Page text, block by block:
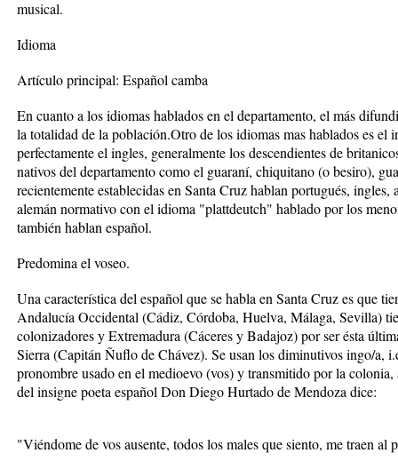
musical.
Idioma
Artículo principal: Español camba
En cuanto a los idiomas hablados en el departamento, el más
la totalidad de la población.Otro de los idiomas mas hablados es el
perfectamente el ingles, generalmente los descendientes de
nativos del departamento como el guaraní, chiquitano (o besiro),
recientemente establecidas en Santa Cruz hablan portugués, ingles,
alemán normativo con el idioma "plattdeutch" hablado por los
también hablan español.
Predomina el voseo.
Una característica del español que se habla en Santa Cruz es que
Andalucía Occidental (Cádiz, Córdoba, Huelva, Málaga, Sevilla)
colonizadores y Extremadura (Cáceres y Badajoz) por ser ésta
Sierra (Capitán Ñuflo de Chávez). Se usan los diminutivos ingo/a,
pronombre usado en el medioevo (vos) y transmitido por la
del insigne poeta español Don Diego Hurtado de Mendoza dice:
"Viéndome de vos ausente, todos los males que siento, me traen al